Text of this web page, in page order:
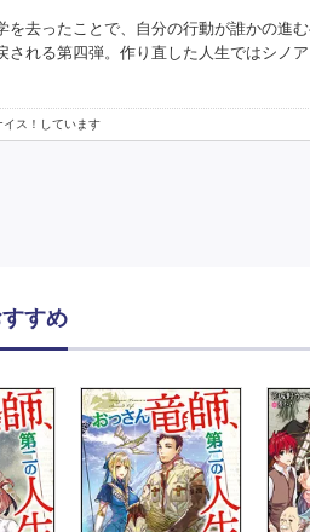
を去ったことで、自分の行動が誰かの進
される第四弾。作り直した人生ではシノ
イス！しています
すめ